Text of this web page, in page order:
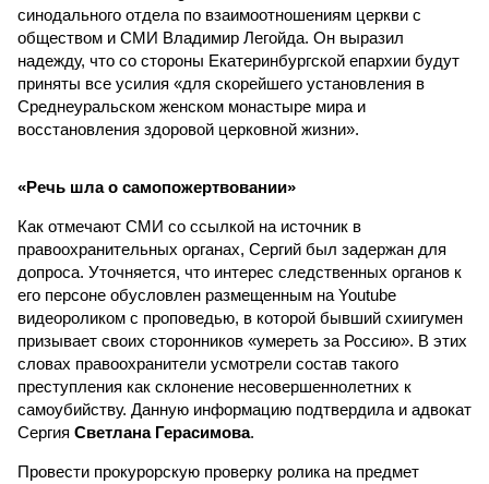
синодального отдела по взаимоотношениям церкви с
обществом и СМИ Владимир Легойда. Он выразил
надежду, что со стороны Екатеринбургской епархии будут
приняты все усилия «для скорейшего установления в
Среднеуральском женском монастыре мира и
восстановления здоровой церковной жизни».
«Речь шла о самопожертвовании»
Как отмечают СМИ со ссылкой на источник в
правоохранительных органах, Сергий был задержан для
допроса. Уточняется, что интерес следственных органов к
его персоне обусловлен размещенным на Youtube
видеороликом с проповедью, в которой бывший схиигумен
призывает своих сторонников «умереть за Россию». В этих
словах правоохранители усмотрели состав такого
преступления как склонение несовершеннолетних к
самоубийству. Данную информацию подтвердила и адвокат
Сергия Светлана Герасимова.
Провести прокурорскую проверку ролика на предмет